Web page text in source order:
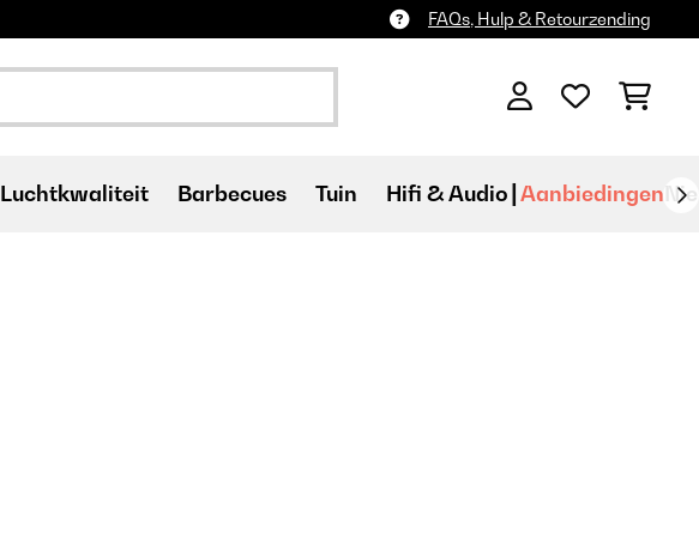
FAQs, Hulp & Retourzending
Luchtkwaliteit Barbecues Tuin Hifi & Audio Aanbiedingen